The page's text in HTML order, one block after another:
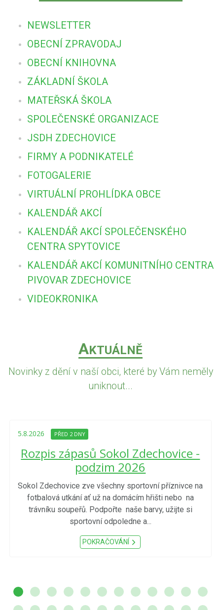
NEWSLETTER
OBECNÍ ZPRAVODAJ
OBECNÍ KNIHOVNA
ZÁKLADNÍ ŠKOLA
MATEŘSKÁ ŠKOLA
SPOLEČENSKÉ ORGANIZACE
JSDH ZDECHOVICE
FIRMY A PODNIKATELÉ
FOTOGALERIE
VIRTUÁLNÍ PROHLÍDKA OBCE
KALENDÁŘ AKCÍ
KALENDÁŘ AKCÍ SPOLEČENSKÉHO
CENTRA SPYTOVICE
KALENDÁŘ AKCÍ KOMUNITNÍHO CENTRA
PIVOVAR ZDECHOVICE
VIDEOKRONIKA
AKTUÁLNĚ
Novinky z dění v naší obci, které by Vám neměly
uniknout...
5.8.2026 PŘED 2 DNY
Rozpis zápasů Sokol Zdechovice -
podzim 2026
Sokol Zdechovice zve všechny sportovní příznivce na
fotbalová utkání ať už na domácím hřišti nebo na
trávníku soupeřů. Podpořte naše barvy, užijte si
sportovní odpoledne a...
POKRAČOVÁNÍ